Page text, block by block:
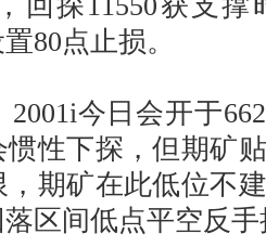
80点止损。
今日会开于662
性下探，但期矿
期矿在此低位不
区间低点平空反